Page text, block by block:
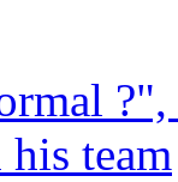
?",
team